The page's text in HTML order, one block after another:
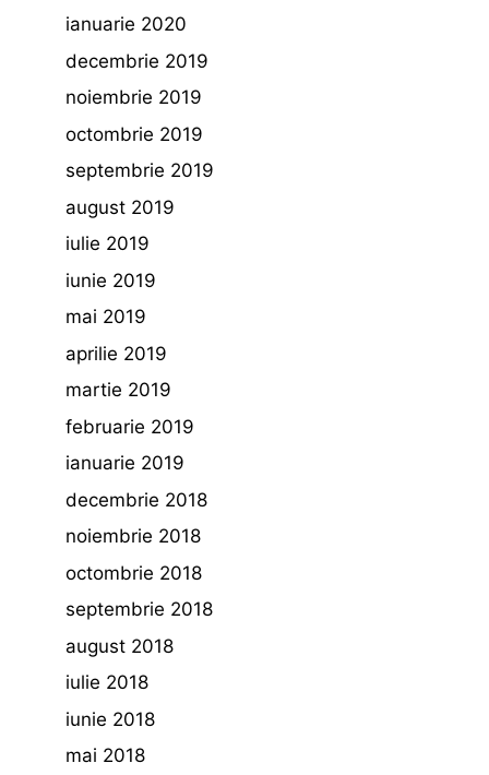
ianuarie 2020
decembrie 2019
noiembrie 2019
octombrie 2019
septembrie 2019
august 2019
iulie 2019
iunie 2019
mai 2019
aprilie 2019
martie 2019
februarie 2019
ianuarie 2019
decembrie 2018
noiembrie 2018
octombrie 2018
septembrie 2018
august 2018
iulie 2018
iunie 2018
mai 2018